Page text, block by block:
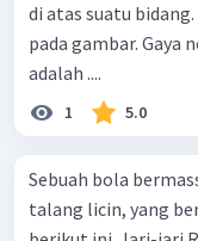
di atas suatu
pada gambar. Gaya
adalah ....
1 5.0
Sebuah bola
talang licin, yang